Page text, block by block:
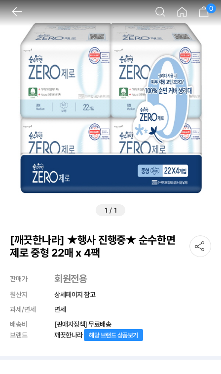
0
1 / 1
[깨끗한나라] ★행사 진행중★ 순수한면
제로 중형 22매 x 4팩
판매가 회원전용
원산지
상세페이지 참고
과세/면세
면세
배송비
[판매자정책] 무료배송
브랜드
깨끗한나라 해당 브랜드 상품보기